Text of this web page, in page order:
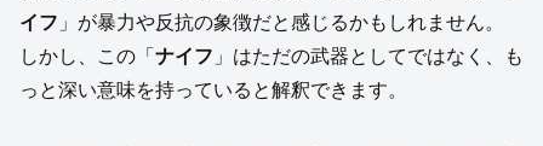
イフ 」が暴力や反抗の象徴だと感じるかもしれません。
しかし、この「 ナイフ 」はただの武器としてではなく、も
っと深い意味を持っていると解釈できます。